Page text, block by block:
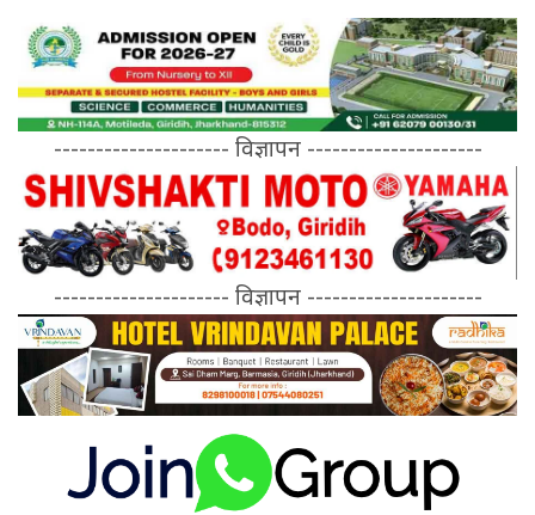
--------------------- विज्ञापन ---------------------
--------------------- विज्ञापन ---------------------